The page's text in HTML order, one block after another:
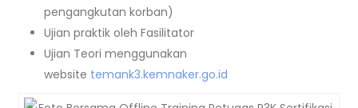
pengangkutan korban)
Ujian praktik oleh Fasilitator
Ujian Teori menggunakan
website temank3.kemnaker.go.id